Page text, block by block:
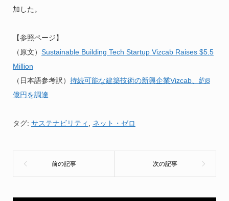
加した。
【参照ページ】
（原文） Sustainable Building Tech Startup Vizcab Raises $5.5
Million
（日本語参考訳） 持続可能な建築技術の新興企業Vizcab、約8
億円を調達
タグ: サステナビリティ ネット・ゼロ